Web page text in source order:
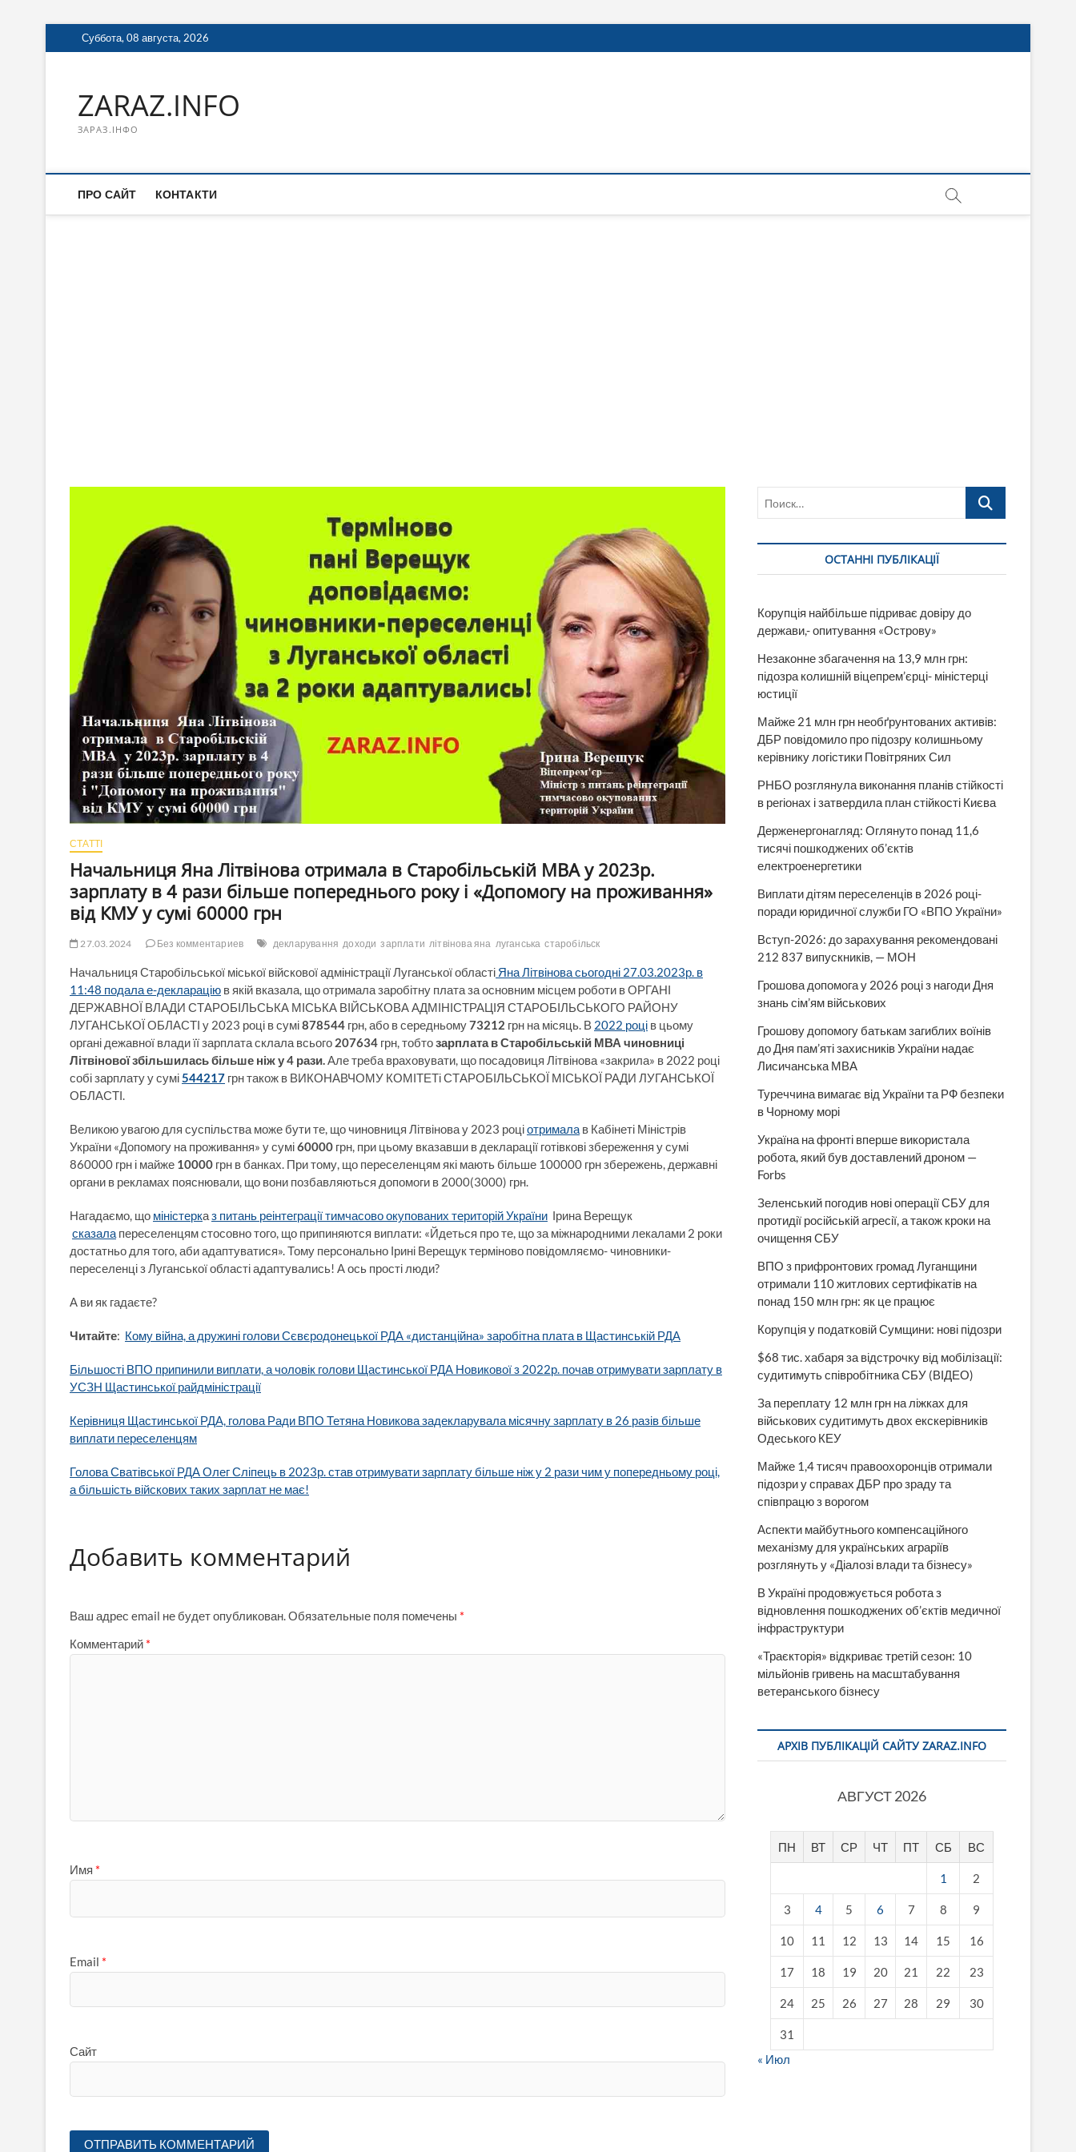
Перейти
к
Суббота, 08 августа, 2026
ZARAZ.INFO
ЗАРАЗ.ІНФО
ПРО САЙТ КОНТАКТИ
СТАТТІ
Начальниця Яна Літвінова отримала в Старобільській МВА у 2023р.
зарплату в 4 рази більше попереднього року і «Допомогу на проживання»
від КМУ у сумі 60000 грн
27.03.2024 Без комментариев декларування доходи зарплати літвінова яна луганська старобільск
Начальниця Старобільської міської війскової адміністрації Луганської області Яна Літвінова сьогодні 27.03.2023р. в
11:48 подала е-декларацію в якій вказала, що отримала заробітну плата за основним місцем роботи в ОРГАНІ
ДЕРЖАВНОЇ ВЛАДИ СТАРОБІЛЬСЬКА МІСЬКА ВІЙСЬКОВА АДМІНІСТРАЦІЯ СТАРОБІЛЬСЬКОГО РАЙОНУ
ЛУГАНСЬКОЇ ОБЛАСТІ у 2023 році в сумі878544 грн, або в середньому73212 грн на місяць. В 2022 році в цьому
органі дежавної влади її зарплата склала всього 207634 грн, тобтозарплата в Старобільській МВА чиновниці
Літвінової збільшилась більше ніж у 4 рази.Але треба враховувати, що посадовиця Літвінова «закрила» в 2022 році
собі зарплату у сумі544217 грн також в ВИКОНАВЧОМУ КОМІТЕТі СТАРОБІЛЬСЬКОЇ МІСЬКОЇ РАДИ ЛУГАНСЬКОЇ
ОБЛАСТІ.
Великою увагою для суспільства може бути те, що чиновниця Літвінова у 2023 роціотримала в Кабінеті Міністрів
України «Допомогу на проживання» у сумі60000 грн, при цьому вказавши в декларації готівкові збереження у сумі
860000 грн і майже 10000 грн в банках. При тому, що переселенцям які мають більше 100000 грн збережень, державні
органи в рекламах пояснювали, що вони позбавляються допомоги в 2000(3000) грн.
Нагадаємо, що міністерказ питань реінтеграції тимчасово окупованих територій України Ірина Верещук
сказала переселенцям стосовно того, що припиняются виплати: «Йдеться про те, що за міжнародними лекалами 2 роки
достатньо для того, аби адаптуватися». Тому персонально Ірині Верещук терміново повідомляємо- чиновники-
переселенці з Луганської області адаптувались! А ось прості люди?
А ви як гадаєте?
Читайте: Кому війна, а дружині голови Сєвєродонецької РДА «дистанційна» заробітна плата в Щастинській РДА
Більшості ВПО припинили виплати, а чоловік голови Щастинської РДА Новикової з 2022р. почав отримувати зарплату в
УСЗН Щастинської райдміністрації
Керівниця Щастинської РДА, голова Ради ВПО Тетяна Новикова задекларувала місячну зарплату в 26 разів більше
виплати переселенцям
Голова Сватівської РДА Олег Сліпець в 2023р. став отримувати зарплату більше ніж у 2 рази чим у попередньому році,
а більшість війскових таких зарплат не має!
Добавить комментарий
Ваш адрес email не будет опубликован.Обязательные поля помечены *
Комментарий *
Имя *
Email *
Сайт
Поиск…
ОСТАННІ ПУБЛІКАЦІЇ
Корупція найбільше підриває довіру до
держави,- опитування «Острову»
Незаконне збагачення на 13,9 млн грн:
підозра колишній віцепрем’єрці- міністерці
юстиції
Майже 21 млн грн необґрунтованих активів:
ДБР повідомило про підозру колишньому
керівнику логістики Повітряних Сил
РНБО розглянула виконання планів стійкості
в регіонах і затвердила план стійкості Києва
Держенергонагляд: Оглянуто понад 11,6
тисячі пошкоджених об’єктів
електроенергетики
Виплати дітям переселенців в 2026 році-
поради юридичної служби ГО «ВПО України»
Вступ-2026: до зарахування рекомендовані
212 837 випускників, — МОН
Грошова допомога у 2026 році з нагоди Дня
знань сім’ям військових
Грошову допомогу батькам загиблих воїнів
до Дня пам’яті захисників України надає
Лисичанська МВА
Туреччина вимагає від України та РФ безпеки
в Чорному морі
Україна на фронті вперше використала
робота, який був доставлений дроном —
Forbs
Зеленський погодив нові операції СБУ для
протидії російській агресії, а також кроки на
очищення СБУ
ВПО з прифронтових громад Луганщини
отримали 110 житлових сертифікатів на
понад 150 млн грн: як це працює
Корупція у податковій Сумщини: нові підозри
$68 тис. хабаря за відстрочку від мобілізації:
судитимуть співробітника СБУ (ВІДЕО)
За переплату 12 млн грн на ліжках для
військових судитимуть двох екскерівників
Одеського КЕУ
Майже 1,4 тисяч правоохоронців отримали
підозри у справах ДБР про зраду та
співпрацю з ворогом
Аспекти майбутнього компенсаційного
механізму для українських аграріїв
розглянуть у «Діалозі влади та бізнесу»
В Україні продовжується робота з
відновлення пошкоджених об’єктів медичної
інфраструктури
«Траєкторія» відкриває третій сезон: 10
мільйонів гривень на масштабування
ветеранського бізнесу
АРХІВ ПУБЛІКАЦІЙ САЙТУ ZARAZ.INFO
АВГУСТ 2026
ПН ВТ СР ЧТ ПТ СБ ВС
1 2
3 4 5 6 7 8 9
10 11 12 13 14 15 16
17 18 19 20 21 22 23
24 25 26 27 28 29 30
31
« Июл